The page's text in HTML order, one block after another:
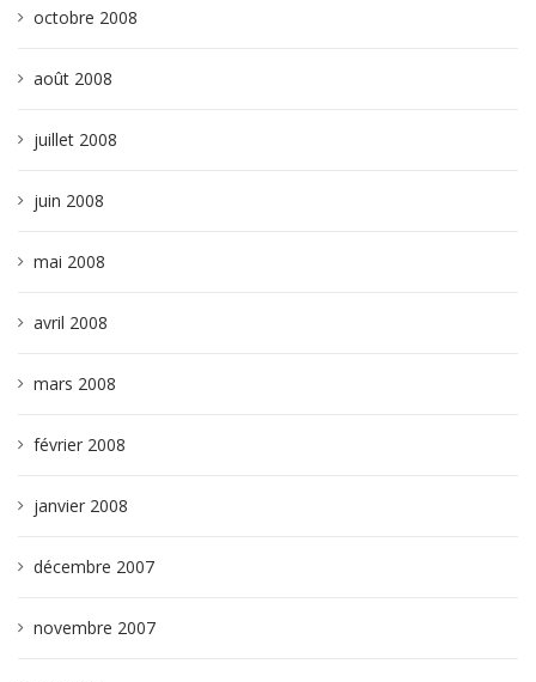
octobre 2008
août 2008
juillet 2008
juin 2008
mai 2008
avril 2008
mars 2008
février 2008
janvier 2008
décembre 2007
novembre 2007